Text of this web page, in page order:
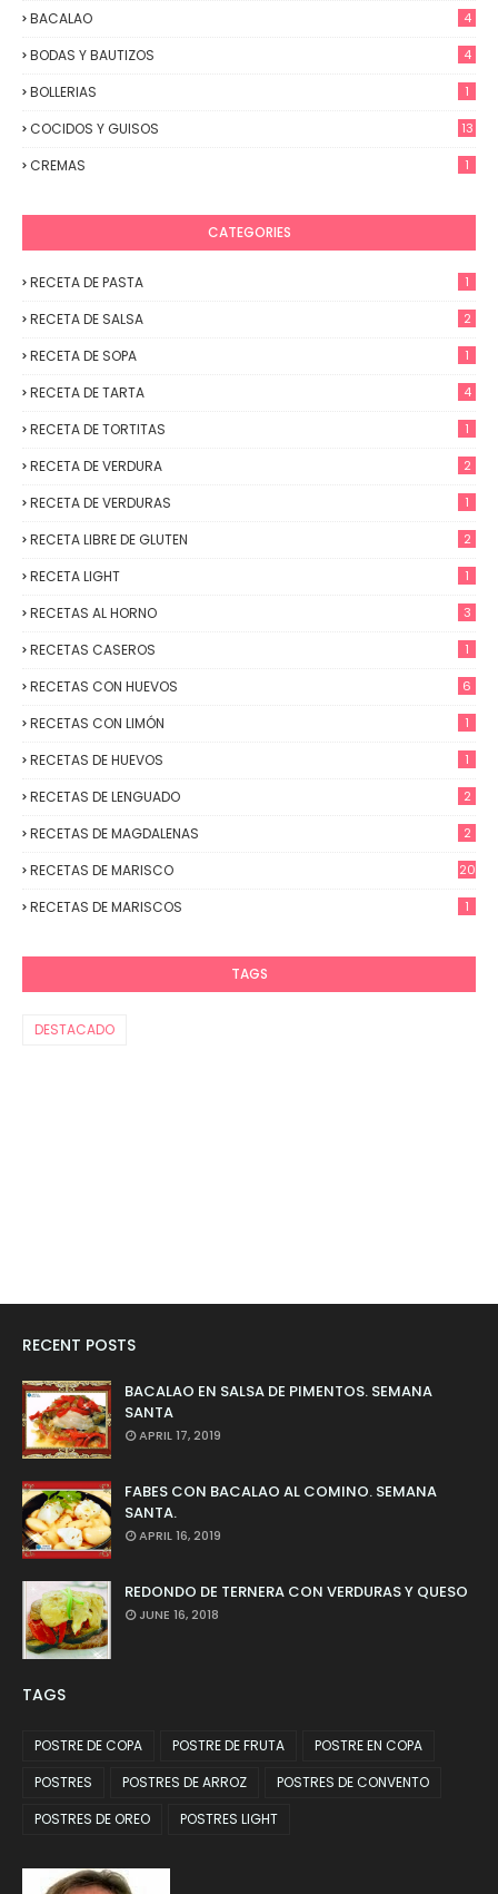
BACALAO 4
BODAS Y BAUTIZOS 4
BOLLERIAS 1
COCIDOS Y GUISOS 13
CREMAS 1
CATEGORIES
RECETA DE PASTA 1
RECETA DE SALSA 2
RECETA DE SOPA 1
RECETA DE TARTA 4
RECETA DE TORTITAS 1
RECETA DE VERDURA 2
RECETA DE VERDURAS 1
RECETA LIBRE DE GLUTEN 2
RECETA LIGHT 1
RECETAS AL HORNO 3
RECETAS CASEROS 1
RECETAS CON HUEVOS 6
RECETAS CON LIMÓN 1
RECETAS DE HUEVOS 1
RECETAS DE LENGUADO 2
RECETAS DE MAGDALENAS 2
RECETAS DE MARISCO 20
RECETAS DE MARISCOS 1
TAGS
DESTACADO
RECENT POSTS
BACALAO EN SALSA DE PIMENTOS. SEMANA
SANTA
APRIL 17, 2019
FABES CON BACALAO AL COMINO. SEMANA
SANTA.
APRIL 16, 2019
REDONDO DE TERNERA CON VERDURAS Y QUESO
JUNE 16, 2018
TAGS
POSTRE DE COPA POSTRE DE FRUTA
POSTRE EN COPA
POSTRES
POSTRES DE ARROZ
POSTRES DE CONVENTO
POSTRES DE OREO
POSTRES LIGHT